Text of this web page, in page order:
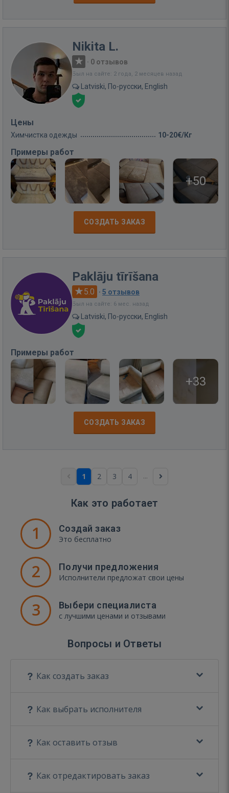
Nikita L.
· 0 отзывов
Был на сайте: 2 года, 2 месяцев назад
Latviski, По-русски, English
Цены
Химчистка одежды 10-20€/Кг
Примеры работ
+50
СОЗДАТЬ ЗАКАЗ
Paklāju tīrīšana
5.0 · 5 отзывов
Был на сайте: 6 мес. назад
Latviski, По-русски, English
Примеры работ
+33
СОЗДАТЬ ЗАКАЗ
1 2 3 4 ...
Как это работает
1 Создай заказ
Это бесплатно
2 Получи предложения
Исполнители предложат свои цены
3 Выбери специалиста
с лучшими ценами и отзывами
Вопросы и Ответы
Как создать заказ
Как выбрать исполнителя
Как оставить отзыв
Как отредактировать заказ